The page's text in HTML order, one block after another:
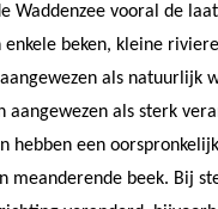
Waddenzee vooral de
enkele beken, kleine
als natuurlijk
aangewezen als sterk
hebben een
meanderende beek. Bij